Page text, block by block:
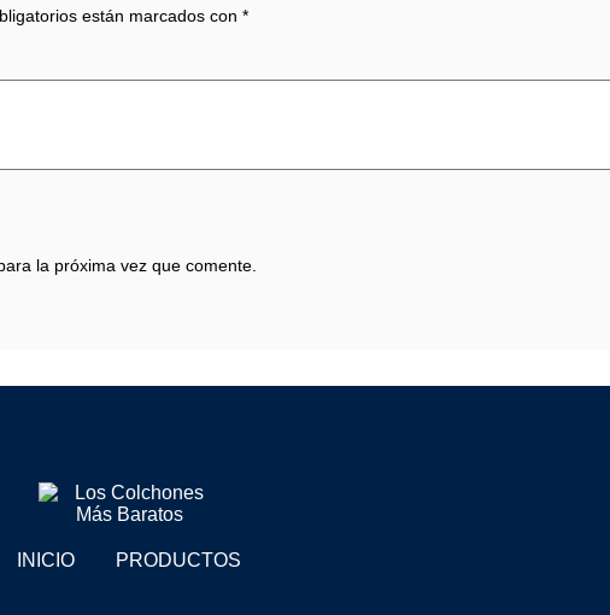
están marcados con *
la próxima vez que comente.
INICIO PRODUCTOS